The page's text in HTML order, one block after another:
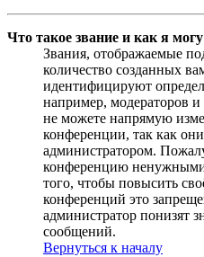
Что такое звание и как я
Звания, отображаемые
количество созданных
идентифицируют
например, модераторов
не можете напрямую
конференции, так как
администратором.
конференцию
того, чтобы повысить
конференций это
администратор понизят
сообщений.
Вернуться к началу